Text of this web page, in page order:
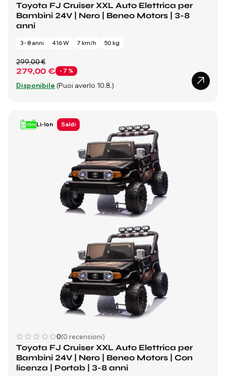
Toyota FJ Cruiser XXL Auto Elettrica per
Bambini 24V | Nero | Beneo Motors | 3-8
anni
3 - 8 anni 416 W 7 km/h 50 kg
279,00 € - 7 %
299,00 €
Disponibile (Puoi averlo 10.8.)
Li-Ion Saldi
0(0 recensioni)
Toyota FJ Cruiser XXL Auto Elettrica per
Bambini 24V | Nero | Beneo Motors | Con
licenza | Portab | 3-8 anni